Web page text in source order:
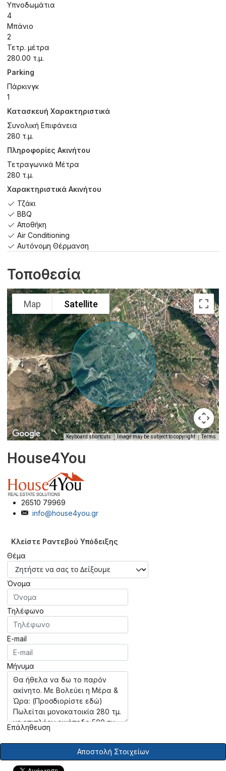
Υπνοδωμάτια
4
Μπάνιο
2
Τετρ. μέτρα
280.00 τ.μ.
Parking
Πάρκινγκ
1
Κατασκευή Χαρακτηριστικά
Συνολική Επιφάνεια
280 τ.μ.
Πληροφορίες Ακινήτου
Τετραγωνικά Μέτρα
280 τ.μ.
Χαρακτηριστικά Ακινήτου
Τζάκι
BBQ
Αποθήκη
Air Conditioning
Αυτόνομη Θέρμανση
Τοποθεσία
Map Satellite
Keyboard shortcuts Image may be subject to copyright Terms
House4You
26510 79969
info@house4you.gr
Κλείστε Ραντεβού Υπόδειξης
Θέμα
Όνομα
Τηλέφωνο
E-mail
Μήνυμα
Επάληθευση
Αποστολή Στοιχείων